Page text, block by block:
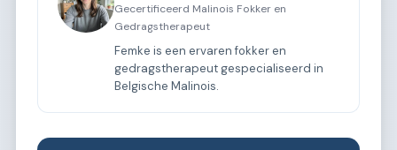
Gecertificeerd Malinois Fokker en
Gedragstherapeut
Femke is een ervaren fokker en
gedragstherapeut gespecialiseerd in
Belgische Malinois.